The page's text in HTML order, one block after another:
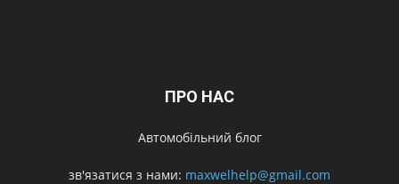
ПРО НАС
Автомобільний блог
зв'язатися з нами: maxwelhelp@gmail.com